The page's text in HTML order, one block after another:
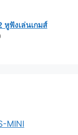
หูฟังเล่นเกมส์
Current
MINI